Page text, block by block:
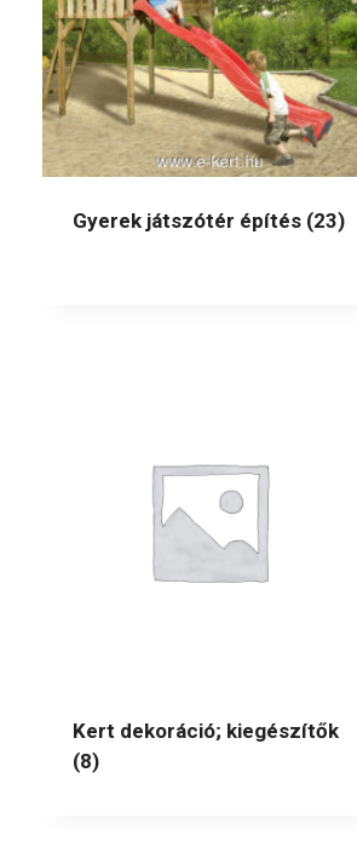
Gyerek játszótér építés (23)
Kert dekoráció; kiegészítők
(8)